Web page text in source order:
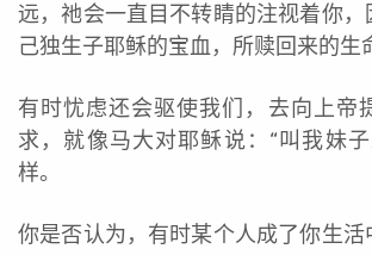
远，祂会一直目不转睛的注视着你，
己独生子耶稣的宝血，所赎回来的生
有时忧虑还会驱使我们，去向上帝
求，就像马大对耶稣说：“叫我妹
样。
你是否认为，有时某个人成了你生活